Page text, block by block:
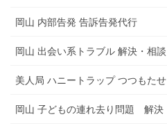
岡山 内部告発 告訴告発代行
岡山 出会い系トラブル 解決・相
美人局 ハニートラップ つつもた
岡山 子どもの連れ去り問題 解決